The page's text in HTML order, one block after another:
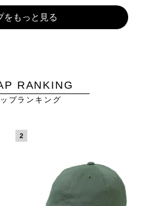
をもっと見る
RANKING
プランキング